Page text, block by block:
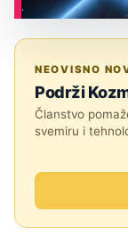
NEOVISNO
Podrži
Članstvo
svemiru i